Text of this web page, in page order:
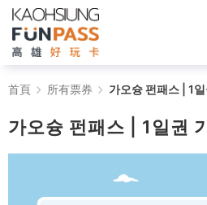
가
오
슝
首頁 所有票券 가오슝 펀패스 | 1
가오슝 펀패스 | 1일권